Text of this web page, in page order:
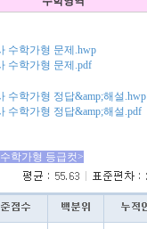
수학가형 문제.hwp
수학가형 문제.pdf
수학가형 정답&amp;해설.hwp
수학가형 정답&amp;해설.pdf
학가형 등급컷>